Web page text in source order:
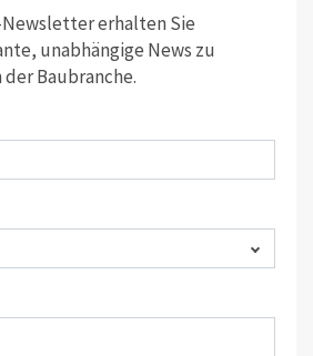
erhalten Sie
unabhängige News zu
Baubranche.